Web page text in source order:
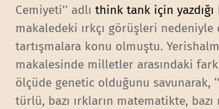
Cemiyeti’’ adlıthink tank için yazdığı
makaledeki ırkçı görüşleri nedeniyle
tartışmalara konu olmuştu.
makalesinde milletler arasındaki
ölçüde genetic olduğunu savunarak,
türlü, bazı ırkların matematikte, bazı